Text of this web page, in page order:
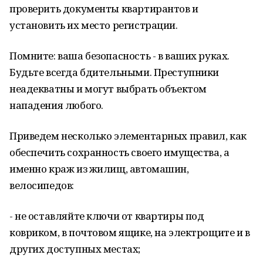
проверить документы квартирантов и
установить их место регистрации.
Помните: ваша безопасность - в ваших руках.
Будьте всегда бдительными. Преступники
неадекватны и могут выбрать объектом
нападения любого.
Приведем несколько элементарных правил, как
обеспечить сохранность своего имущества, а
именно краж из жилищ, автомашин,
велосипедов:
- не оставляйте ключи от квартиры под
ковриком, в почтовом ящике, на электрощите и в
других доступных местах;